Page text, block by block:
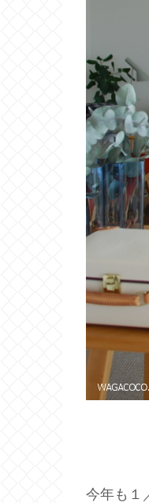
今年も１